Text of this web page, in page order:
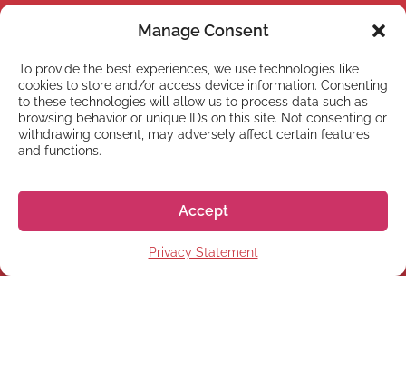
Manage Consent
To provide the best experiences, we use technologies like
cookies to store and/or access device information. Consenting
to these technologies will allow us to process data such as
browsing behavior or unique IDs on this site. Not consenting or
withdrawing consent, may adversely affect certain features
and functions.
Accept
Privacy Statement
NEWSLETTER
Registrati alla nostra
Newsletter